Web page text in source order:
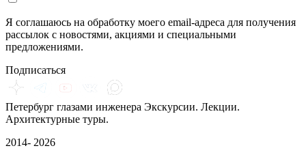
Я соглашаюсь на обработку моего email-адреса для получения
рассылок с новостями, акциями и специальными
предложениями.
Подписаться
Петербург глазами инженера Экскурсии. Лекции.
Архитектурные туры.
2014- 2026